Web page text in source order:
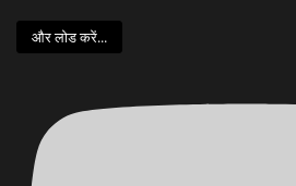
और लोड करें...